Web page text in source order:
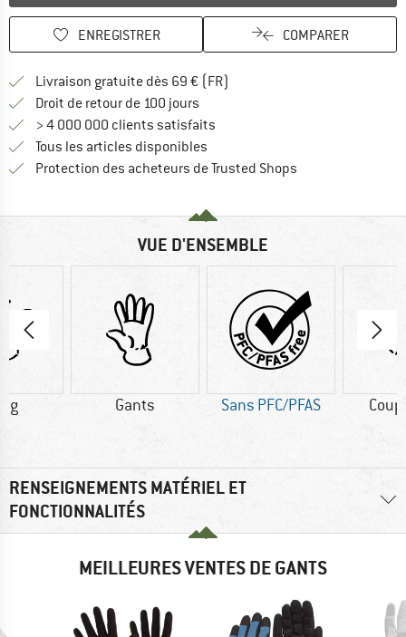
ENREGISTRER COMPARER
Livraison gratuite dès 69 € (FR)
Droit de retour de 100 jours
> 4 000 000 clients satisfaits
Tous les articles disponibles
Protection des acheteurs de Trusted Shops
VUE D'ENSEMBLE
g Gants Sans PFC/PFAS
RENSEIGNEMENTS MATÉRIEL ET
FONCTIONNALITÉS
MEILLEURES VENTES DE GANTS